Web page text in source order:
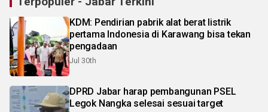
KDM: Pendirian pabrik alat berat listrik
pertama Indonesia di Karawang bisa tekan
pengadaan
Jul 30th
DPRD Jabar harap pembangunan PSEL
Legok Nangka selesai sesuai target